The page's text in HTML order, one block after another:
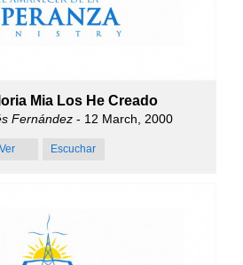
Mia Los He Creado
Fernández - 12 March, 2000
Ver Escuchar